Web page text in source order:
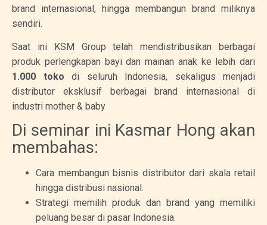
brand internasional, hingga membangun brand miliknya
sendiri.
Saat ini KSM Group telah mendistribusikan berbagai
produk perlengkapan bayi dan mainan anak ke lebih dari
1.000 toko di seluruh Indonesia, sekaligus menjadi
distributor eksklusif berbagai brand internasional di
industri mother & baby
Di seminar ini Kasmar Hong akan
membahas:
Cara membangun bisnis distributor dari skala retail
hingga distribusi nasional.
Strategi memilih produk dan brand yang memiliki
peluang besar di pasar Indonesia.